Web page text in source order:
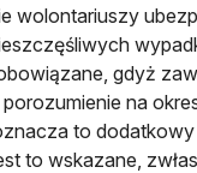
wolontariuszy
gdyż
na
to
to wskazane,